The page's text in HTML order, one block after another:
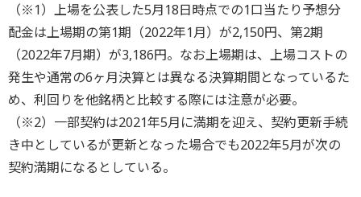
（※1）上場を公表した5月18日時点での1口当たり予想分
配金は上場期の第1期（2022年1月）が2,150円、第2期
（2022年7月期）が3,186円。なお上場期は、上場コストの
発生や通常の6ヶ月決算とは異なる決算期間となっているた
め、利回りを他銘柄と比較する際には注意が必要。
（※2）一部契約は2021年5月に満期を迎え、契約更新手続
き中としているが更新となった場合でも2022年5月が次の
契約満期になるとしている。